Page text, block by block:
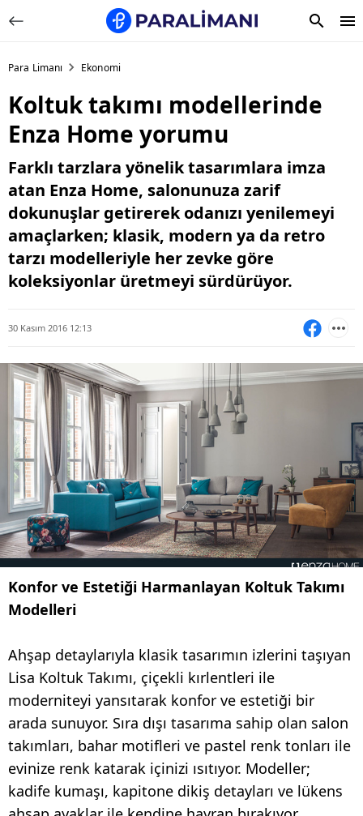
Para Limanı Ekonomi
Koltuk takımı modellerinde
Enza Home yorumu
Farklı tarzlara yönelik tasarımlara imza
atan Enza Home, salonunuza zarif
dokunuşlar getirerek odanızı yenilemeyi
amaçlarken; klasik, modern ya da retro
tarzı modelleriyle her zevke göre
koleksiyonlar üretmeyi sürdürüyor.
30 Kasım 2016 12:13
Konfor ve Estetiği Harmanlayan Koltuk Takımı
Modelleri
Ahşap detaylarıyla klasik tasarımın izlerini taşıyan
Lisa Koltuk Takımı, çiçekli kırlentleri ile
moderniteyi yansıtarak konfor ve estetiği bir
arada sunuyor. Sıra dışı tasarıma sahip olan salon
takımları, bahar motifleri ve pastel renk tonları ile
evinize renk katarak içinizi ısıtıyor. Modeller;
kadife kumaşı, kapitone dikiş detayları ve lükens